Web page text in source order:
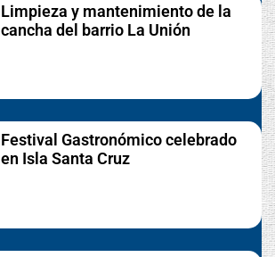
Limpieza y mantenimiento de la
cancha del barrio La Unión
Festival Gastronómico celebrado
en Isla Santa Cruz